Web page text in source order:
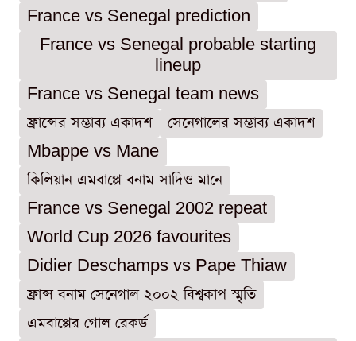
France vs Senegal prediction
France vs Senegal probable starting
lineup
France vs Senegal team news
ফ্রান্সের সম্ভাব্য একাদশ
সেনেগালের সম্ভাব্য একাদশ
Mbappe vs Mane
কিলিয়ান এমবাপ্পে বনাম সাদিও মানে
France vs Senegal 2002 repeat
World Cup 2026 favourites
Didier Deschamps vs Pape Thiaw
ফ্রান্স বনাম সেনেগাল ২০০২ বিশ্বকাপ স্মৃতি
এমবাপ্পের গোল রেকর্ড